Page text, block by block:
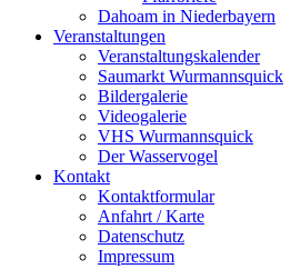
Dahoam in Niederbayern
Veranstaltungen
Veranstaltungskalender
Saumarkt Wurmannsquick
Bildergalerie
Videogalerie
VHS Wurmannsquick
Der Wasservogel
Kontakt
Kontaktformular
Anfahrt / Karte
Datenschutz
Impressum